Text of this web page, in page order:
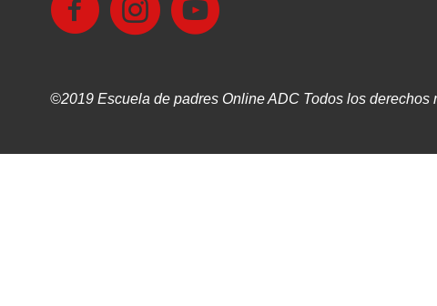
©2019 Escuela de padres Online ADC Todos los derechos